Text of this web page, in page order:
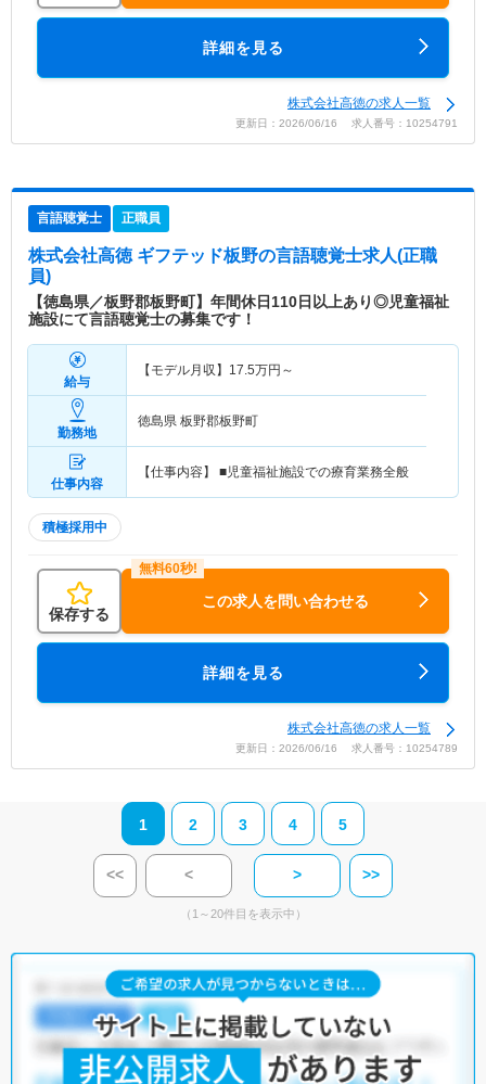
詳細を見る
株式会社高徳の求人一覧
更新日：2026/06/16 求人番号：10254791
言語聴覚士 正職員
株式会社高徳 ギフテッド板野の言語聴覚士求人(正職
員)
【徳島県／板野郡板野町】年間休日110日以上あり◎児童福祉
施設にて言語聴覚士の募集です！
給与
【モデル月収】 17.5万円～
勤務地
徳島県 板野郡板野町
仕事内容
【仕事内容】 ■児童福祉施設での療育業務全般
積極採用中
保存する
この求人を問い合わせる
詳細を見る
株式会社高徳の求人一覧
更新日：2026/06/16 求人番号：10254789
1 2 3 4 5
<< < > >>
（1～20件目を表示中）